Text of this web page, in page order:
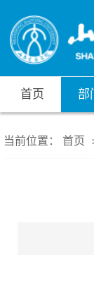
首页 部
当前位置： 首页